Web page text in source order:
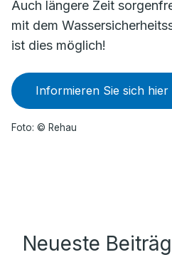
Auch längere Zeit
mit dem
ist dies möglich!
Informieren Sie sich hier
Foto: © Rehau
Neueste